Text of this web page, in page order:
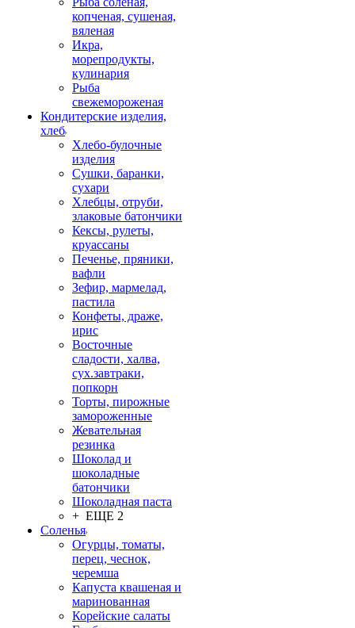
копченая, сушеная,
вяленая
Икра,
морепродукты,
кулинария
Рыба
свежемороженая
Кондитерские изделия,
хлеб
Хлебо-булочные
изделия
Сушки, баранки,
сухари
Хлебцы, отруби,
злаковые батончики
Кексы, рулеты,
круассаны
Печенье, пряники,
вафли
Зефир, мармелад,
пастила
Конфеты, драже,
ирис
Восточные
сладости, халва,
сух.завтраки,
попкорн
Торты, пирожные
замороженные
Жевательная
резинка
Шоколад и
шоколадные
батончики
Шоколадная паста
+ ЕЩЕ 2
Соленья
Огурцы, томаты,
перец, чеснок,
черемша
Капуста квашеная и
маринованная
Корейские салаты